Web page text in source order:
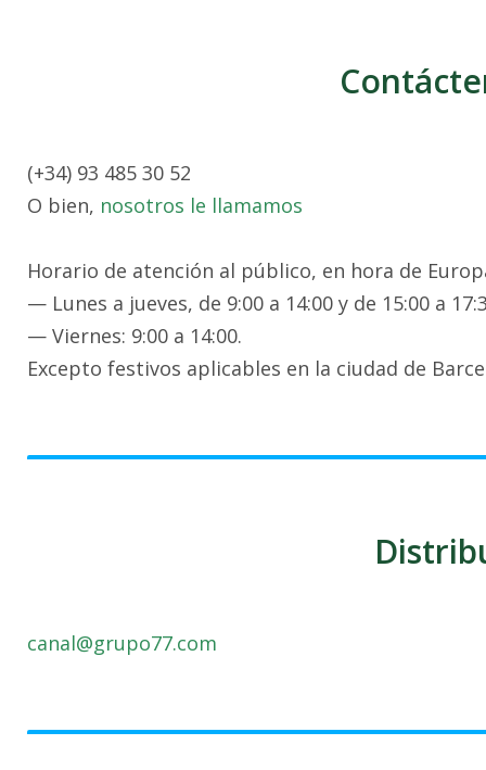
(+34) 93 485 30 52
O bien, nosotros le llamamos
Horario de atención al público, en hora de
— Lunes a jueves, de 9:00 a 14:00 y de 15:00 a
— Viernes: 9:00 a 14:00.
Excepto festivos aplicables en la ciudad de
canal@grupo77.com